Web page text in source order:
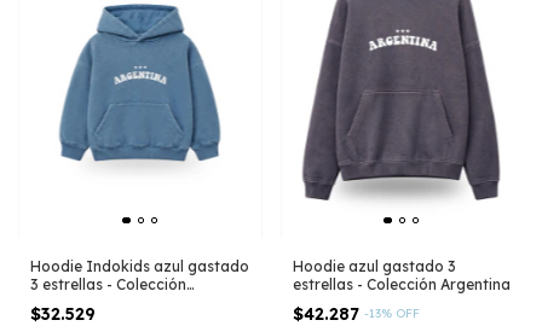
Hoodie Indokids azul gastado
3 estrellas - Colección
$32.529
Hoodie azul gastado 3
estrellas - Colección Argentina
$42.287 -13% OFF